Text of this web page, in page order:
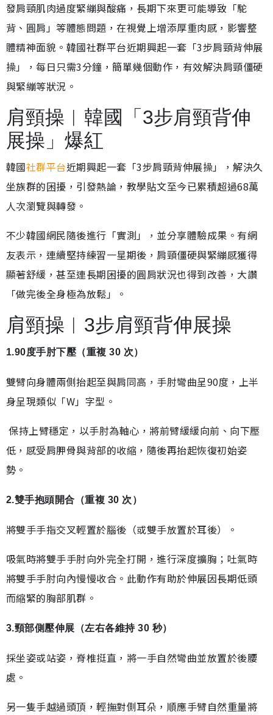
發肩頸肌肉過度緊繃與酸痛，長期下來更可能導致「駝
背、圓肩」等體態問題，在視覺上增添厚重肉感，影響整
體精神面貌。韓國社群平台近期興起一套「3步肩頸背伸展
操」，每日只需3分鐘，簡單幾個動作，有效解決肩頸僵硬
與緊繃等狀況。
肩頸操︱韓國「3步肩頸背伸
展操」爆紅
韓國社群平台近期興起一套「3步肩頸背伸展操」，解決久
坐族群的困擾，引發熱論，教學貼文至今已累積超過68萬
人次瀏覽與轉發。
不少韓國網民隨後進行「實測」，並分享體驗成果。有網
友表示，連續堅持練習一星期後，肩頸僵硬與緊繃感獲得
顯著舒緩，甚至連長期困擾的圓肩狀況也得到改善，大讚
「做完後全身極為放鬆」。
肩頸操︱3步肩頸背伸展操
1.90度手肘下壓（重複 30 次）
雙臂向身體兩側抬起至與肩同高，手肘彎曲呈90度，上半
身呈現類似「W」字型。
保持上臂穩定，以手肘為軸心，將前臂緩緩向前、向下壓
低，感受肩胛骨與背部的收縮，隨後再抬起恢復初始姿
勢。
2.雙手抱頭開合（重複 30 次）
將雙手手指交叉輕置於腦後（或雙手放置於耳後）。
吸氣時將雙手手肘向外完全打開，進行深度擴胸；吐氣時
將雙手手肘向內慢慢收合。此動作有助於伸展因長期低頭
而縮緊的胸部肌群。
3.頸部側壓伸展（左右各維持 30 秒）
採坐姿或站姿，脊椎挺直，將一手自然彎曲並放置於後腰
處。
另一隻手越過頭頂，輕撫對側耳朵，順應手臂自然重量將